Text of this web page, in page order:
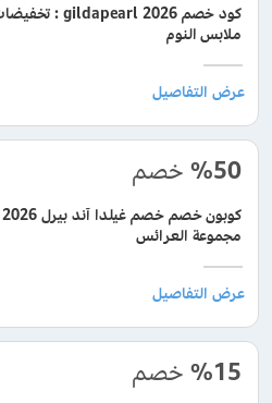
ملابس النوم
%50 خصم
مجموعة العرائس
%15 خصم